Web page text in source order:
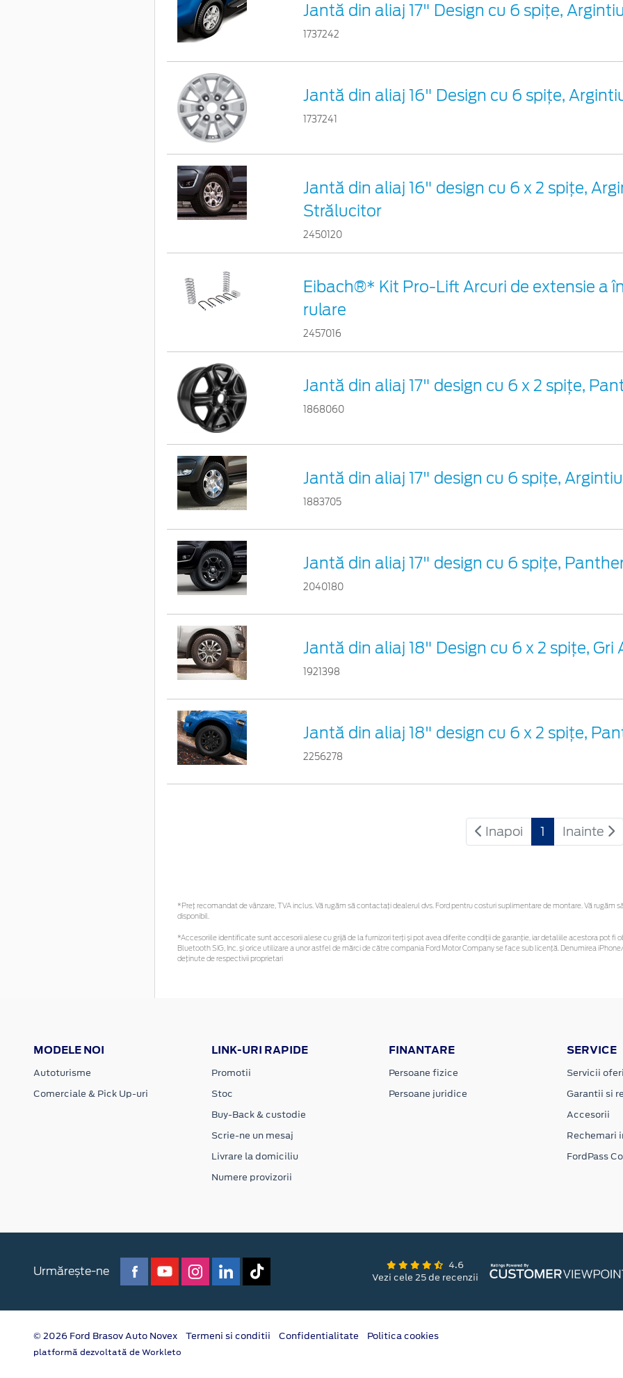
Jantă din aliaj 17" Design cu 6 spiţe, Argintiu
1737242
Jantă din aliaj 16" Design cu 6 spiţe,
1737241
Jantă din aliaj 16" design cu 6 x 2 spiţe,
Strălucitor
2450120
Eibach®* Kit Pro-Lift Arcuri de extensie a
rulare
2457016
Jantă din aliaj 17" design cu 6 x 2 spiţe,
1868060
Jantă din aliaj 17" design cu 6 spiţe,
1883705
Jantă din aliaj 17" design cu 6 spițe,
2040180
Jantă din aliaj 18" Design cu 6 x 2 spiţe, Gri
1921398
Jantă din aliaj 18" design cu 6 x 2 spițe,
2256278
Inapoi 1 Inainte
*Preţ recomandat de vânzare, TVA inclus. Vă rugăm să contactaţi dealerul dvs. Ford pentru costuri suplimentare de montare. Vă
disponibil.
*Accesoriile identificate sunt accesorii alese cu grijă de la furnizori terți și pot avea diferite condiții de garanție, iar detaliile acestora pot
Bluetooth SIG, Inc. și orice utilizare a unor astfel de mărci de către compania Ford Motor Company se face sub licență. Denumirea
deținute de respectivii proprietari
MODELE NOI
Autoturisme
Comerciale & Pick Up-uri
LINK-URI RAPIDE
Promotii
Stoc
Buy-Back & custodie
Scrie-ne un mesaj
Livrare la domiciliu
Numere provizorii
FINANTARE
Persoane fizice
Persoane juridice
SERVICE
Servicii
Garantii si
Accesorii
Rechemari
FordPass
Urmărește-ne
4.6
Vezi cele 25 de recenzii
© 2026 Ford Brasov Auto Novex Termeni si conditii Confidentialitate Politica cookies
platformă dezvoltată de Workleto